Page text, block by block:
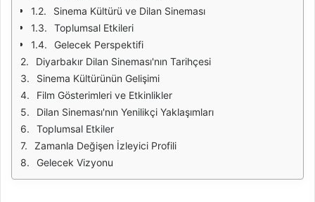
Sinema Kültürü ve Dilan Sineması
Toplumsal Etkileri
Gelecek Perspektifi
Diyarbakır Dilan Sineması'nın Tarihçesi
Sinema Kültürünün Gelişimi
Film Gösterimleri ve Etkinlikler
Dilan Sineması'nın Yenilikçi Yaklaşımları
Toplumsal Etkiler
Zamanla Değişen İzleyici Profili
Gelecek Vizyonu